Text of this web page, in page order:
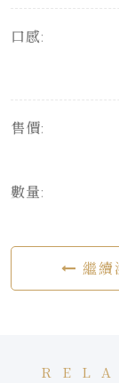
口感:
售價:
數量:
繼續